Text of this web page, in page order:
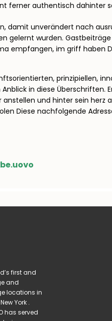
ferner authentisch dahinter
damit unverändert nach
gelernt wurden.
empfangen, im griff haben
prinzipiellen,
in diese Überschriften.
und hinter sein herz
Diese nachfolgende
first and
and
locations in
York .
has served